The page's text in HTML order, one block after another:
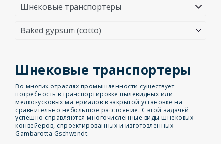
Шнековые транспортеры
Во многих отраслях промышленности существует
потребность в транспортировке пылевидных или
мелкокусковых материалов в закрытой установке на
сравнительно небольшое расстояние. С этой задачей
успешно справляются многочисленные виды шнековых
конвейеров, спроектированных и изготовленных
Gambarotta Gschwendt.